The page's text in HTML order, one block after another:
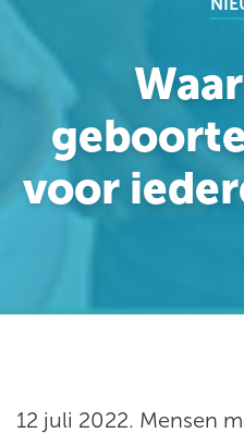
voor
12 juli 2022. Mensen